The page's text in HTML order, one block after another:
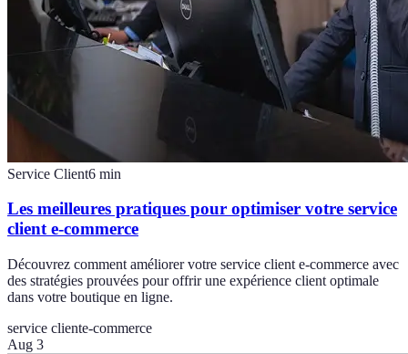
Service Client6 min
Les meilleures pratiques pour optimiser votre service
client e-commerce
Découvrez comment améliorer votre service client e-commerce avec
des stratégies prouvées pour offrir une expérience client optimale
dans votre boutique en ligne.
service cliente-commerce
Aug 3